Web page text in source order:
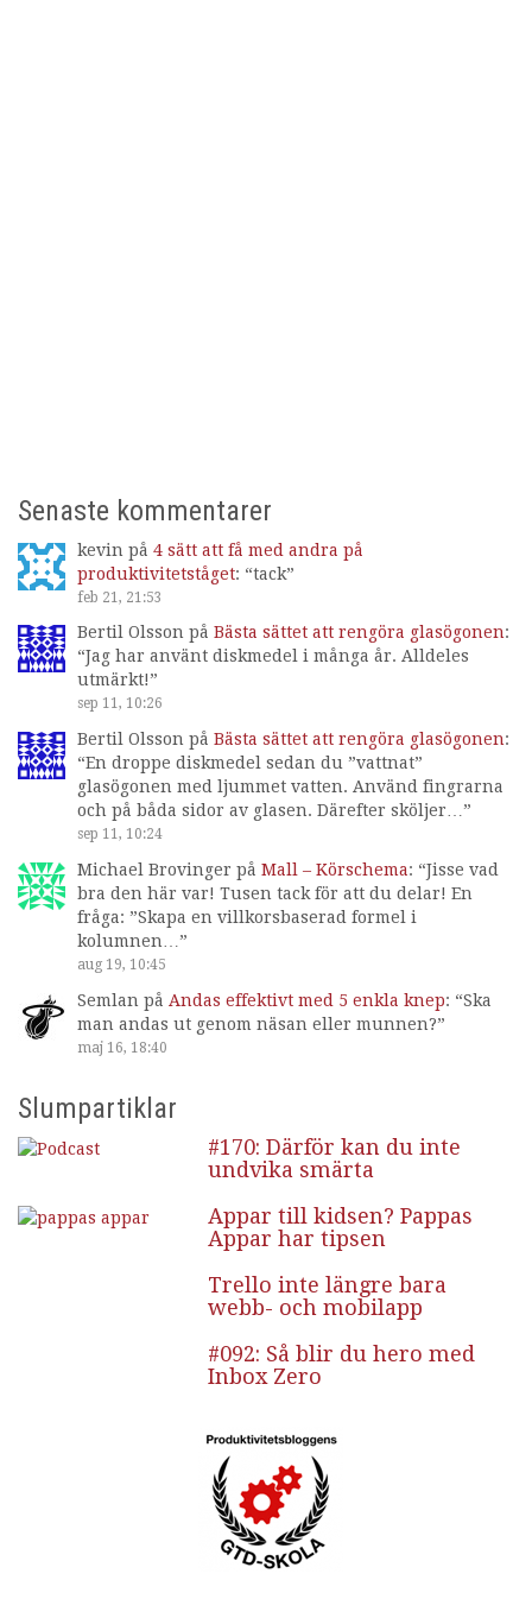
Senaste kommentarer
kevin på 4 sätt att få med andra på
produktivitetståget: “tack”
feb 21, 21:53
Bertil Olsson på Bästa sättet att rengöra glasögonen:
“Jag har använt diskmedel i många år. Alldeles
utmärkt!”
sep 11, 10:26
Bertil Olsson på Bästa sättet att rengöra glasögonen:
“En droppe diskmedel sedan du ”vattnat”
glasögonen med ljummet vatten. Använd fingrarna
och på båda sidor av glasen. Därefter sköljer… ”
sep 11, 10:24
Michael Brovinger på Mall – Körschema: “Jisse vad
bra den här var! Tusen tack för att du delar! En
fråga: ”Skapa en villkorsbaserad formel i
kolumnen… ”
aug 19, 10:45
Semlan på Andas effektivt med 5 enkla knep: “Ska
man andas ut genom näsan eller munnen?”
maj 16, 18:40
Slumpartiklar
#170: Därför kan du inte
undvika smärta
Appar till kidsen? Pappas
Appar har tipsen
Trello inte längre bara
webb- och mobilapp
#092: Så blir du hero med
Inbox Zero